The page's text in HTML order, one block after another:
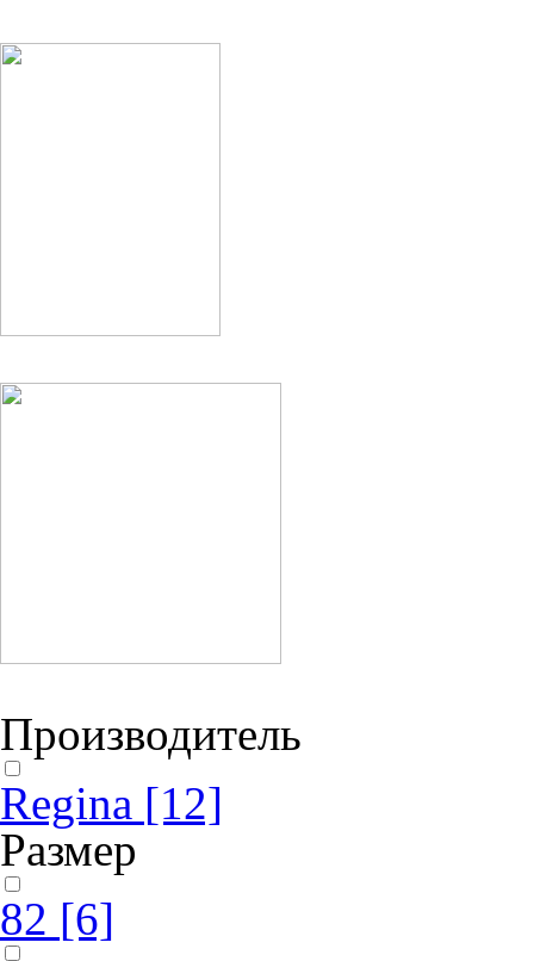
Производитель
Regina [12]
Размер
82 [6]